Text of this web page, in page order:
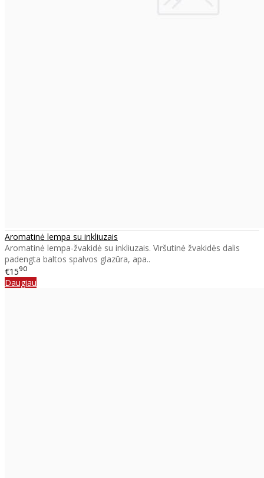
Aromatinė lempa su inkliuzais
Aromatinė lempa-žvakidė su inkliuzais. Viršutinė žvakidės dalis
padengta baltos spalvos glazūra, apa..
€1590
Daugiau